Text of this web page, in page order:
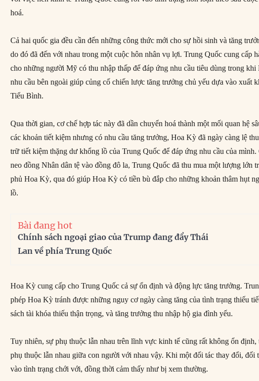
hoá.
Cả hai quốc gia đều cần đến những công thức mới cho sự hồi sinh và tăng
do đó đã đến với nhau trong một cuộc hôn nhân vụ lợi. Trung Quốc cung cấp
cho những người Mỹ có thu nhập thấp để đáp ứng nhu cầu tiêu dùng trong khi
nhu cầu bên ngoài giúp củng cố chiến lược tăng trưởng chủ yếu dựa vào xuất
Tiểu Bình.
Qua thời gian, cơ chế hợp tác này đã dần chuyển hoá thành một mối quan hệ
các khoản tiết kiệm nhưng có nhu cầu tăng trưởng, Hoa Kỳ đã ngày càng lệ
trữ tiết kiệm thặng dư khổng lồ của Trung Quốc để đáp ứng nhu cầu của
neo đồng Nhân dân tệ vào đồng đô la, Trung Quốc đã thu mua một lượng lớn
phủ Hoa Kỳ, qua đó giúp Hoa Kỳ có tiền bù đắp cho những khoản thâm hụt
lồ.
Bài đang hot
Chính sách ngoại giao của Trump đang đẩy Thái
Lan về phía Trung Quốc
Hoa Kỳ cung cấp cho Trung Quốc cả sự ổn định và động lực tăng trưởng.
phép Hoa Kỳ tránh được những nguy cơ ngày càng tăng của tình trạng thiếu
sách tài khóa thiếu thận trọng, và tăng trưởng thu nhập hộ gia đình yếu.
Tuy nhiên, sự phụ thuộc lẫn nhau trên lĩnh vực kinh tế cũng rất không ổn
phụ thuộc lẫn nhau giữa con người với nhau vậy. Khi một đối tác thay đổi, đối
vào tình trạng chới với, đồng thời cảm thấy như bị xem thường.